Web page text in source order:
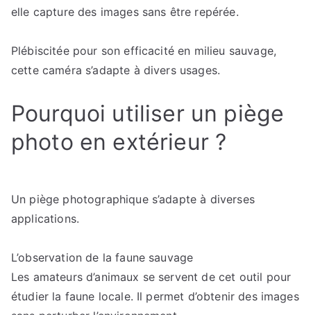
elle capture des images sans être repérée.
Plébiscitée pour son efficacité en milieu sauvage,
cette caméra s’adapte à divers usages.
Pourquoi utiliser un piège
photo en extérieur ?
Un piège photographique s’adapte à diverses
applications.
L’observation de la faune sauvage
Les amateurs d’animaux se servent de cet outil pour
étudier la faune locale. Il permet d’obtenir des images